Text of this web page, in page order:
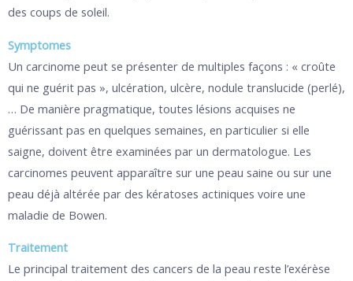
des coups de soleil.
Symptomes
Un carcinome peut se présenter de multiples façons : « croûte
qui ne guérit pas », ulcération, ulcère, nodule translucide (perlé),
… De manière pragmatique, toutes lésions acquises ne
guérissant pas en quelques semaines, en particulier si elle
saigne, doivent être examinées par un dermatologue. Les
carcinomes peuvent apparaître sur une peau saine ou sur une
peau déjà altérée par des kératoses actiniques voire une
maladie de Bowen.
Traitement
Le principal traitement des cancers de la peau reste l’exérèse